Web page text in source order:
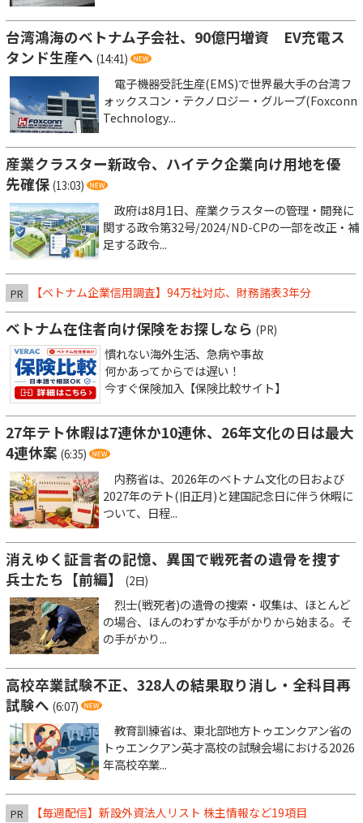
台湾鴻海のベトナム子会社、90億円増資 EV充電ス
タンド生産へ (14:41)
電子機器受託生産(EMS)で世界最大手の台湾フ
ォックスコン・テクノロジー・グループ(Foxconn
Technology...
産業クラスター新政令、ハイテク企業向け用地を優
先確保 (13:03)
政府は8月1日、産業クラスターの管理・開発に
関する政令第32号/2024/ND-CPの一部を改正・補
足する政令...
PR 【ベトナム企業信用調査】94万社対応、財務諸表3年分
ベトナム在住者向け保険をお探しなら (PR)
慣れない海外生活、急病や事故
何かあってからでは遅い！
今すぐ保険加入【保険比較サイト】
27年テト休暇は7連休か10連休、26年文化の日は最大
4連休案 (6:35)
内務省は、2026年のベトナム文化の日および
2027年のテト(旧正月)と建国記念日に伴う休暇に
ついて、日程...
消えゆく証言者の記憶、異国で戦死者の遺骨を捜す
兵士たち【前編】
(2日)
烈士(戦死者)の遺骨の捜索・収集は、ほとんど
の場合、ほんのわずかな手がかりから始まる。そ
の手がかり...
高校卒業試験不正、328人の結果取り消し・全科目再
試験へ (6:07)
教育訓練省は、東北部地方トゥエンクアン省の
トゥエンクアン英才高校の試験会場における2026
年高校卒業...
PR 【毎週配信】新設外資法人リスト 株主情報など19項目